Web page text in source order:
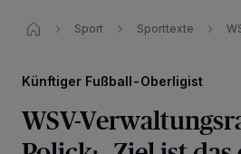
Sport Sporttexte
Künftiger Fußball-Oberligist
WSV-